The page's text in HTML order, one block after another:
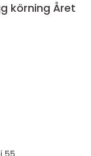
körning Året